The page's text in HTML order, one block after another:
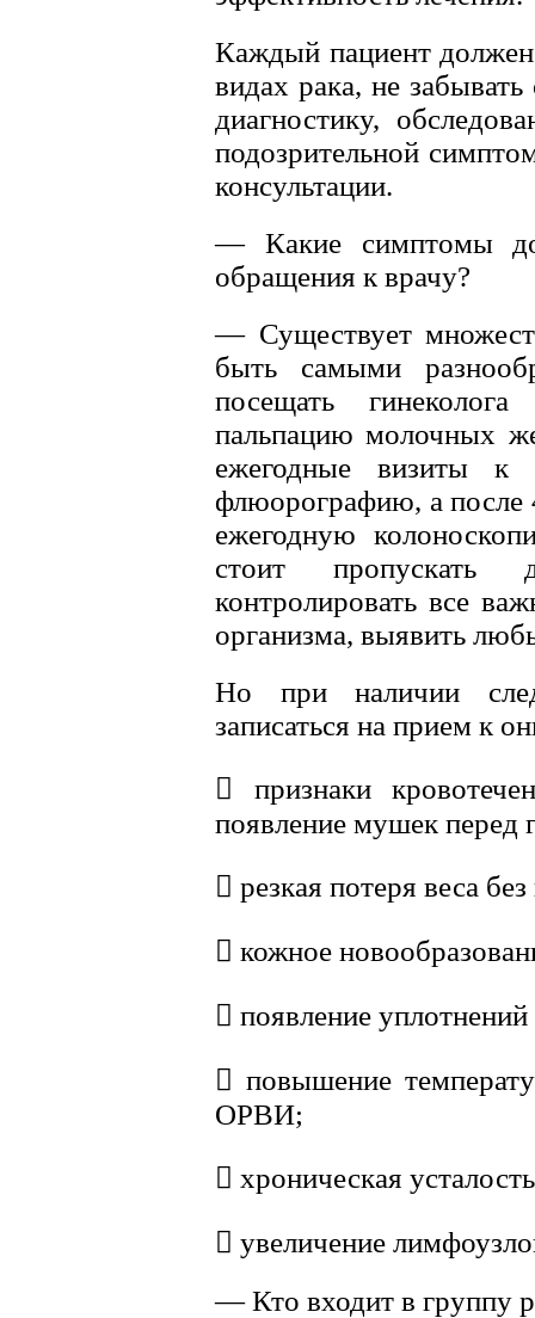
Каждый пациент
видах рака, не
диагностику,
подозрительной
консультации.
— Какие симптомы
обращения к врачу?
— Существует
быть самыми
посещать
пальпацию молочных
ежегодные визиты к
флюорографию, а после
ежегодную
стоит пропускать
контролировать все
организма, выявить
Но при наличии
записаться на прием к
 признаки
появление мушек перед
 резкая потеря веса
 кожное
 появление
 повышение
ОРВИ;
 хроническая
 увеличение
— Кто входит в группу